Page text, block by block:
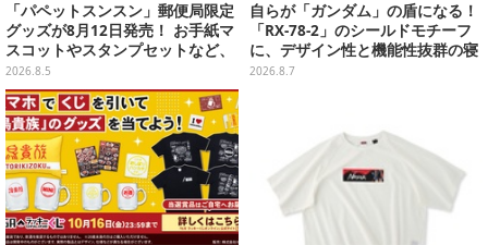
「パペットスンスン」郵便局限定
グッズが8月12日発売！ お手紙マ
スコットやスタンプセットなど、
可愛すぎる全5アイテムがライン
ナップ
2026.8.5
自らが「ガンダム」の盾になる！
「RX-78-2」のシールドモチーフ
に、デザイン性と機能性抜群の寝
袋がプレバンで2次予約
2026.8.7